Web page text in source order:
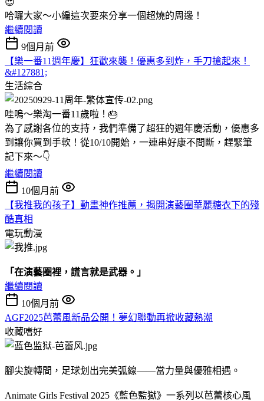
哈囉大家～小編這次要來分享一個超燒的周邊！
繼續閱讀
9個月前
【樂一番11週年慶】狂歡來襲！優惠多到炸，手刀搶起來！
&#127881;
生活綜合
哇嗚～樂淘一番11歲啦！🎂
為了感謝各位的支持，我們準備了超狂的週年慶活動，優惠多
到讓你買到手軟！從10/10開始，一連串好康不間斷，趕緊筆
記下來～👇
繼續閱讀
10個月前
【我推我的孩子】動畫神作推薦，揭開演藝圈華麗糖衣下的殘
酷真相
電玩動漫
「在演藝圈裡，謊言就是武器。」
繼續閱讀
10個月前
AGF2025芭蕾風新品公開！夢幻聯動再掀收藏熱潮
收藏嗜好
腳尖旋轉間，足球划出完美弧線——當力量與優雅相遇。
Animate Girls Festival 2025《藍色監獄》一系列以芭蕾核心風